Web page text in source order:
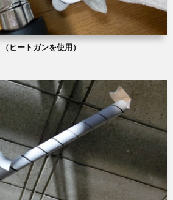
ヒートガンを使用）